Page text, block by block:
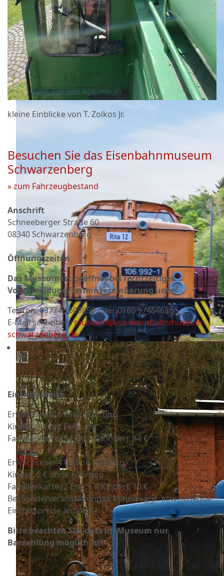
kleine Einblicke von T. Zolkos Jr.
Besuchen Sie das Eisenbahnmuseum
Schwarzenberg
» zum Fahrzeugbestand
Anschrift
Schneeberger Straße 60
08340 Schwarzenberg
Öffnungszeiten
Das Museum ist geöffnet bei rechtzeitiger
Voranmeldung/Terminvereinbarung unter
Telefon:03774 1609890 oder 0160 97464686
E-Mail schreiben:museum@vse-eisenbahnmuseum-
schwarzenberg.de
Eintrittspreise
Erwachsene: 6 € mit Führung
Kinder: 4 € mit Führung
Familienkarte (2 Erw. + 2 Kinder): 14 €
Erwachsene: 4 € ohne Führung
Kinder: 2 € ohne Führung
Familienkarte (2 Erw. + 2 Kinder): 10 €
Bei Sonderveranstaltungen können ggf. abweichende
Eintrittspreise anfallen.
Bitte beachten Sie, dass im Museum nur
Barzahlung möglich ist!